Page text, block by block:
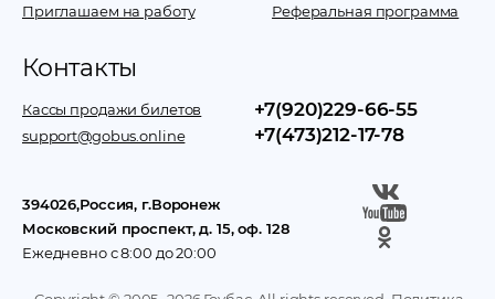
Приглашаем на работу
Реферальная программа
Контакты
Кассы продажи билетов
support@gobus.online
+7(920)229-66-55
+7(473)212-17-78
394026,Россия, г.Воронеж
Московский проспект, д. 15, оф. 128
Ежедневно с 8:00 до 20:00